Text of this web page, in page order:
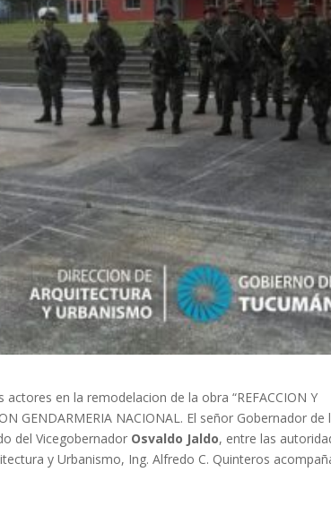
en la remodelacion de la obra “REFACCION Y
GENDARMERIA NACIONAL. El señor Gobernador de
del Vicegobernador Osvaldo Jaldo, entre las
y Urbanismo, Ing. Alfredo C. Quinteros